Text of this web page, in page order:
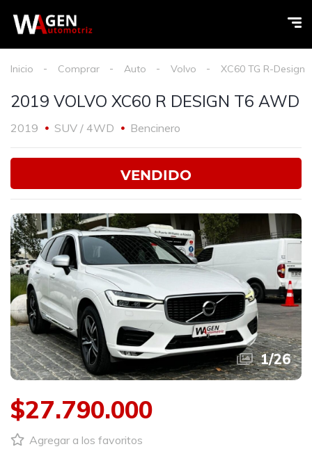
Inicio Comprar Auto Volvo XC60 TG R-Design
2019 VOLVO XC60 R DESIGN T6 AWD
2019 SUV / 4WD Bencinero
VENDIDO
1/26
$27.790.000
Agregar a los favoritos